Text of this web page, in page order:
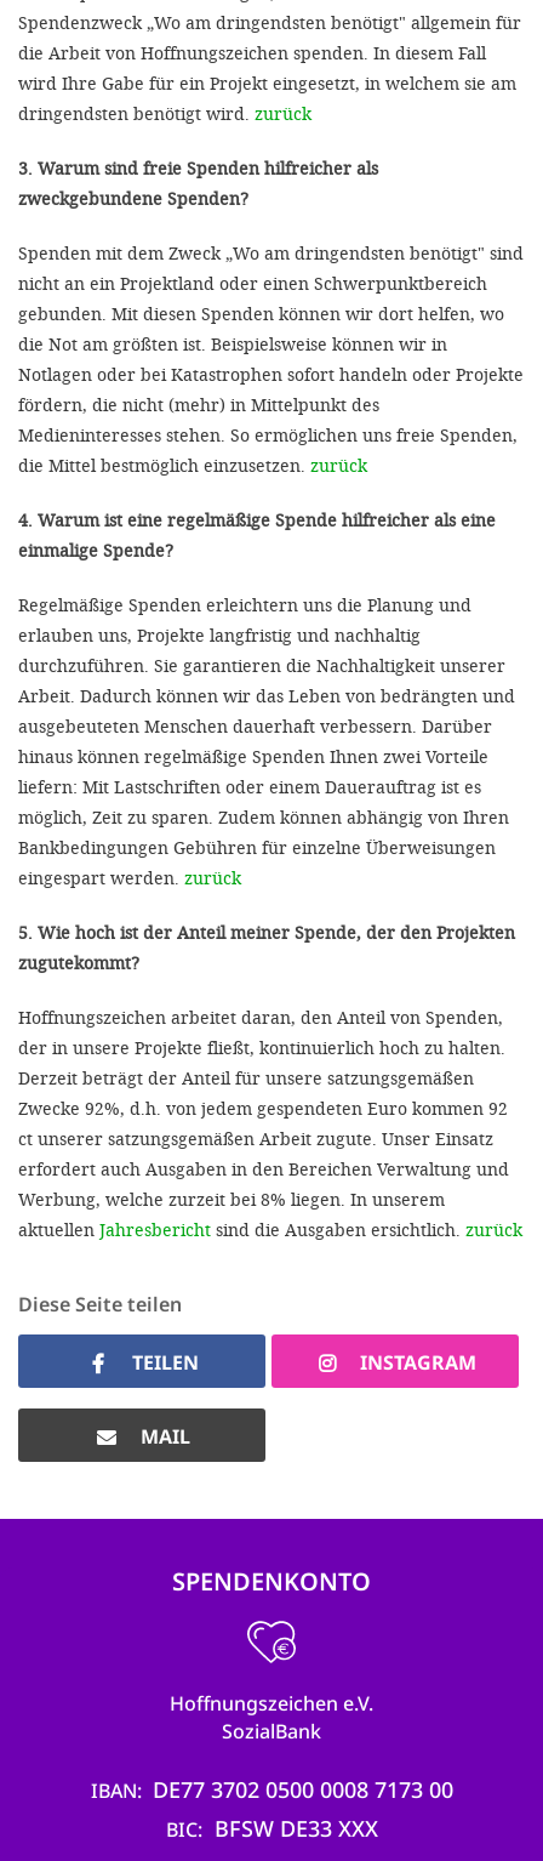
Spendenzweck „Wo am dringendsten benötigt" allgemein für
die Arbeit von Hoffnungszeichen spenden. In diesem Fall
wird Ihre Gabe für ein Projekt eingesetzt, in welchem sie am
dringendsten benötigt wird. zurück
3. Warum sind freie Spenden hilfreicher als
zweckgebundene Spenden?
Spenden mit dem Zweck „Wo am dringendsten benötigt" sind
nicht an ein Projektland oder einen Schwerpunktbereich
gebunden. Mit diesen Spenden können wir dort helfen, wo
die Not am größten ist. Beispielsweise können wir in
Notlagen oder bei Katastrophen sofort handeln oder Projekte
fördern, die nicht (mehr) in Mittelpunkt des
Medieninteresses stehen. So ermöglichen uns freie Spenden,
die Mittel bestmöglich einzusetzen. zurück
4. Warum ist eine regelmäßige Spende hilfreicher als eine
einmalige Spende?
Regelmäßige Spenden erleichtern uns die Planung und
erlauben uns, Projekte langfristig und nachhaltig
durchzuführen. Sie garantieren die Nachhaltigkeit unserer
Arbeit. Dadurch können wir das Leben von bedrängten und
ausgebeuteten Menschen dauerhaft verbessern. Darüber
hinaus können regelmäßige Spenden Ihnen zwei Vorteile
liefern: Mit Lastschriften oder einem Dauerauftrag ist es
möglich, Zeit zu sparen. Zudem können abhängig von Ihren
Bankbedingungen Gebühren für einzelne Überweisungen
eingespart werden. zurück
5. Wie hoch ist der Anteil meiner Spende, der den Projekten
zugutekommt?
Hoffnungszeichen arbeitet daran, den Anteil von Spenden,
der in unsere Projekte fließt, kontinuierlich hoch zu halten.
Derzeit beträgt der Anteil für unsere satzungsgemäßen
Zwecke 92%, d.h. von jedem gespendeten Euro kommen 92
ct unserer satzungsgemäßen Arbeit zugute. Unser Einsatz
erfordert auch Ausgaben in den Bereichen Verwaltung und
Werbung, welche zurzeit bei 8% liegen. In unserem
aktuellen Jahresbericht sind die Ausgaben ersichtlich. zurück
Diese Seite teilen
TEILEN INSTAGRAM
MAIL
SPENDENKONTO
Hoffnungszeichen e.V.
SozialBank
IBAN DE77 3702 0500 0008 7173 00
BIC BFSW DE33 XXX